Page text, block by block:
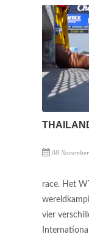
08
race. Het
vier